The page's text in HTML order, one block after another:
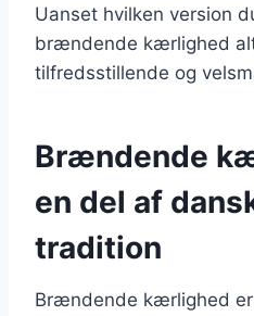
Uanset hvilken version
brændende kærlighed
tilfredsstillende og
Brændende
en del af
tradition
Brændende kærlighed